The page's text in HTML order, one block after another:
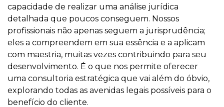
capacidade de realizar uma análise jurídica
detalhada que poucos conseguem. Nossos
profissionais não apenas seguem a jurisprudência;
eles a compreendem em sua essência e a aplicam
com maestria, muitas vezes contribuindo para seu
desenvolvimento. É o que nos permite oferecer
uma consultoria estratégica que vai além do óbvio,
explorando todas as avenidas legais possíveis para o
benefício do cliente.